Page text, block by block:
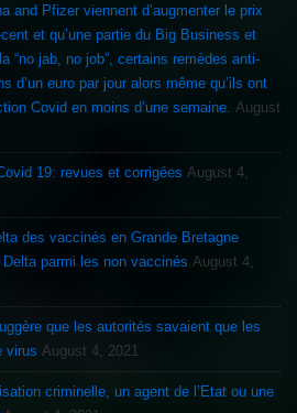
and Pfizer viennent d’augmenter le prix
et qu’une partie du Big Business et
“no jab, no job”, certains remèdes anti-
d’un euro par jour alors même qu’ils ont
Covid en moins d’une semaine. August
19: revues et corrigées August 4,
des vaccinés en Grande Bretagne
parmi les non vaccinés August 4,
que les autorités savaient que les
virus August 4, 2021
criminelle, un agent de l’Etat ou une